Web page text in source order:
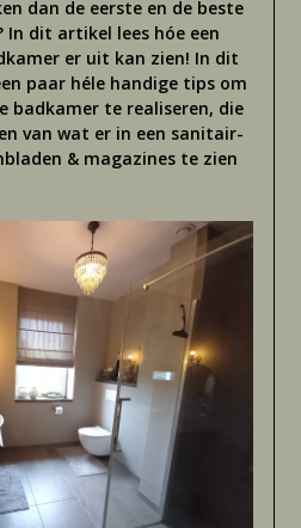
dan de eerste en de beste
In dit artikel lees hóe een
er uit kan zien! In dit
paar héle handige tips om
badkamer te realiseren, die
van wat er in een sanitair-
& magazines te zien